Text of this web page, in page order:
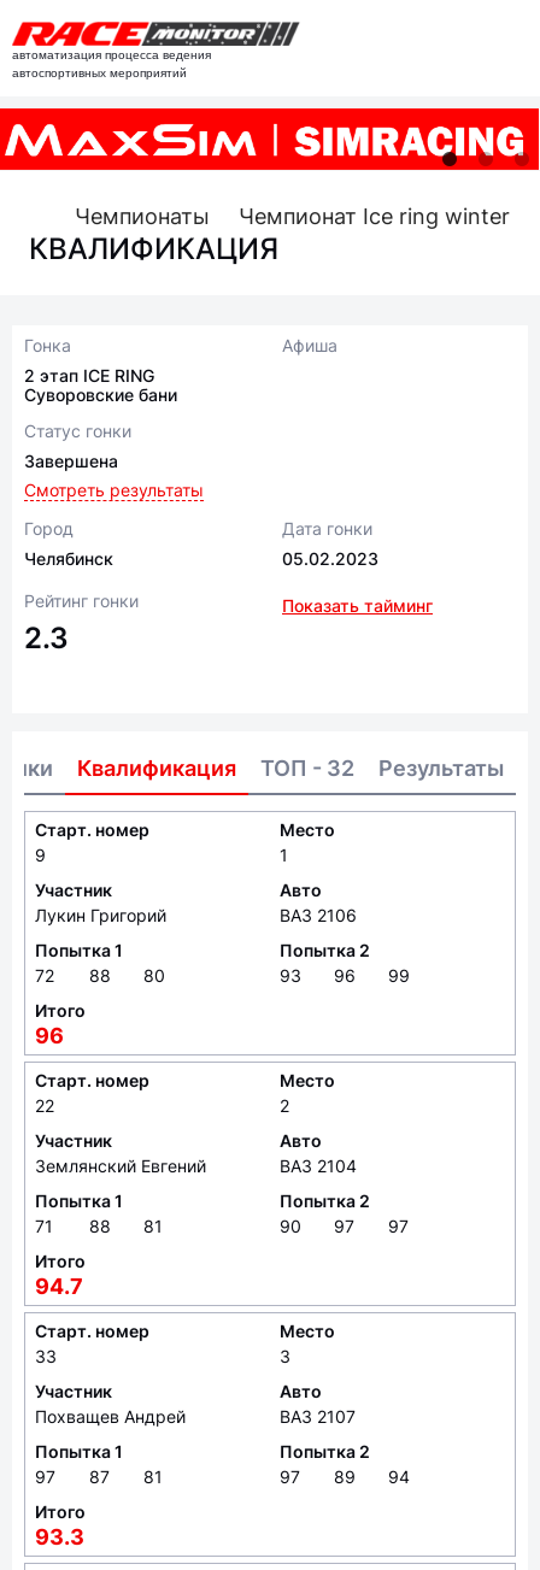
автоматизация процесса ведения
автоспортивных мероприятий
Чемпионаты Чемпионат Ice ring winter
КВАЛИФИКАЦИЯ
Гонка
2 этап ICE RING
Суворовские бани
Статус гонки
Завершена
Смотреть результаты
Афиша
Город
Челябинск
Дата гонки
05.02.2023
Рейтинг гонки
2.3
Показать тайминг
Квалификация ТОП - 32 Результаты
Старт. номер
9
Место
1
Участник
Лукин Григорий
Авто
ВАЗ 2106
Попытка 1
72
88 80
Попытка 2
93
96
99
Итого
96
Старт. номер
22
Место
2
Участник
Землянский Евгений
Авто
ВАЗ 2104
Попытка 1
71
88 81
Попытка 2
90
97
97
Итого
94.7
Старт. номер
33
Место
3
Участник
Похващев Андрей
Авто
ВАЗ 2107
Попытка 1
97
87 81
Попытка 2
97
89
94
Итого
93.3